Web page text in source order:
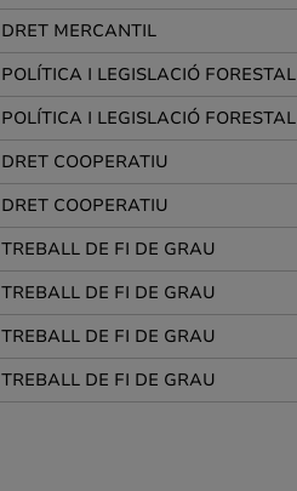
DRET MERCANTIL
POLÍTICA I LEGISLACIÓ FORESTAL
POLÍTICA I LEGISLACIÓ FORESTAL
DRET COOPERATIU
DRET COOPERATIU
TREBALL DE FI DE GRAU
TREBALL DE FI DE GRAU
TREBALL DE FI DE GRAU
TREBALL DE FI DE GRAU